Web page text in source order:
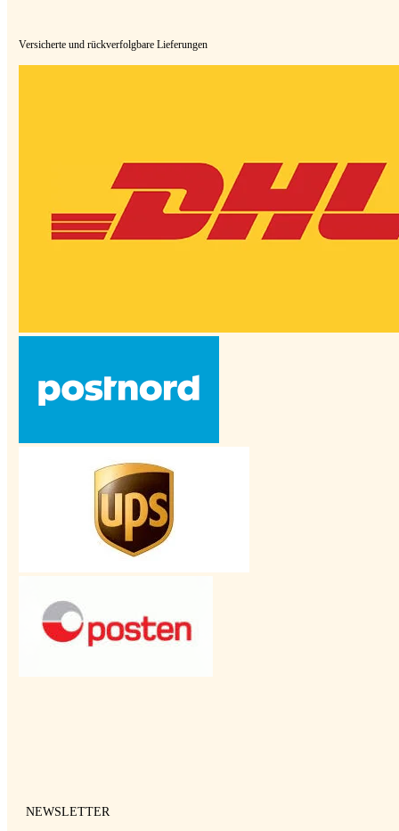
Versicherte und rückverfolgbare Lieferungen
NEWSLETTER